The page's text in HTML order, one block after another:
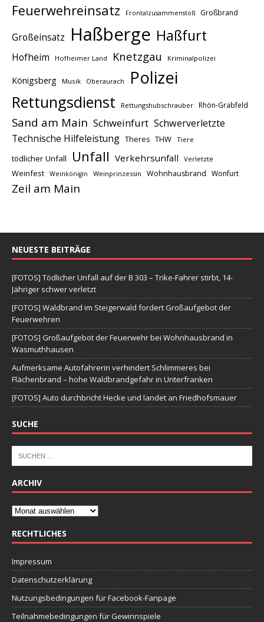
Feuerwehreinsatz Frontalzusammenstoß Großbrand
Großeinsatz Haßberge Haßfurt
Hofheim Hofheimer Land Knetzgau Kriminalpolizei
Königsberg Musik Oberaurach Polizei
Rettungsdienst Rettungshubschrauber Rhön-Grabfeld
Sand am Main Schweinfurt Schwerverletzte
Technische Hilfeleistung Theres THW Tiere
tödlicher Unfall Unfall Verkehrsunfall Verletzte
Weinfest Weinkönigin Weinprinzessin Wohnhausbrand Wonfurt
Zeil am Main
NEUESTE BEITRÄGE
[FOTOS] Tödlicher Unfall auf der B 303 – Trike-Fahrer stirbt, 14-
Jähriger schwer verletzt
[FOTOS] Waldbrand im Steigerwald fordert Großaufgebot der
Feuerwehren
[FOTOS] Großaufgebot der Feuerwehr bei Wohnhausbrand in
Wasmuthhausen
Aufmerksame Autofahrerin verhindert Schlimmeres bei
Flächenbrand – hohe Waldbrandgefahr in Unterfranken
[FOTOS] Auto durchbricht Hecke und landet an Friedhofsmauer
SUCHE
ARCHIV
RECHTLICHES
Impressum
Datenschutzerklärung
Nutzungsbedingungen für Facebook-Fanpage
Teilnahmebedingungen für Gewinnspiele